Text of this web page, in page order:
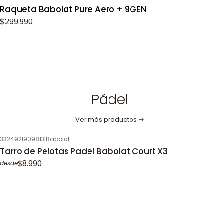
Raqueta Babolat Pure Aero + 9GEN
$299.990
Pádel
Ver más productos
3324921909813|Babolat
Tarro de Pelotas Padel Babolat Court X3
desde$8.990